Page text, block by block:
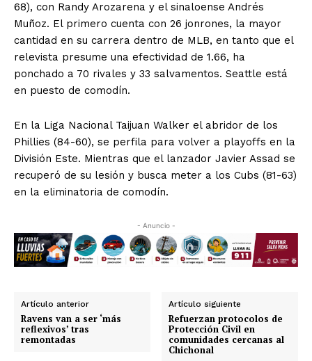
68), con Randy Arozarena y el sinaloense Andrés
Muñoz. El primero cuenta con 26 jonrones, la mayor
cantidad en su carrera dentro de MLB, en tanto que el
relevista presume una efectividad de 1.66, ha
ponchado a 70 rivales y 33 salvamentos. Seattle está
en puesto de comodín.
En la Liga Nacional Taijuan Walker el abridor de los
Phillies (84-60), se perfila para volver a playoffs en la
División Este. Mientras que el lanzador Javier Assad se
recuperó de su lesión y busca meter a los Cubs (81-63)
en la eliminatoria de comodín.
- Anuncio -
Artículo anterior
Ravens van a ser ‘más
reflexivos’ tras
remontadas
Artículo siguiente
Refuerzan protocolos de
Protección Civil en
comunidades cercanas al
Chichonal